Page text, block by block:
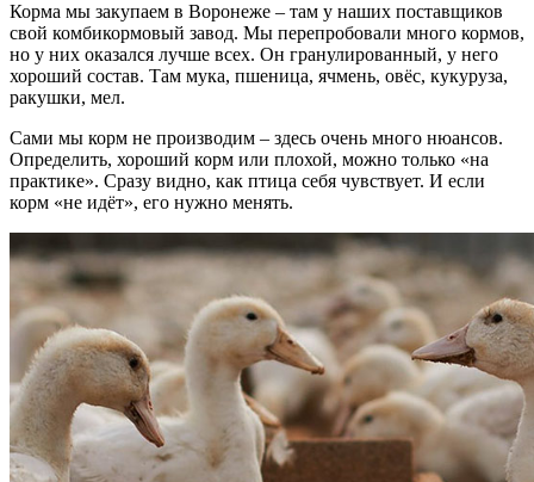
Корма мы закупаем в Воронеже – там у наших поставщиков
свой комбикормовый завод. Мы перепробовали много кормов,
но у них оказался лучше всех. Он гранулированный, у него
хороший состав. Там мука, пшеница, ячмень, овёс, кукуруза,
ракушки, мел.
Сами мы корм не производим – здесь очень много нюансов.
Определить, хороший корм или плохой, можно только «на
практике». Сразу видно, как птица себя чувствует. И если
корм «не идёт», его нужно менять.